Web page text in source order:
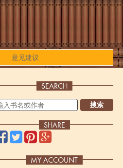
意见建议
SEARCH
搜索
SHARE
MY ACCOUNT